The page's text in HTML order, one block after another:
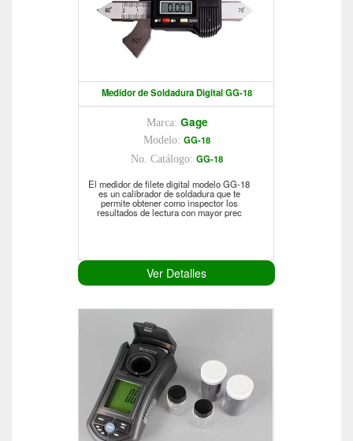
Medidor de Soldadura Digital GG-18
Marca: Gage
Modelo: GG-18
No. Catálogo: GG-18
El medidor de filete digital modelo GG-18
es un calibrador de soldadura que te
permite obtener como inspector los
resultados de lectura con mayor prec
Ver Detalles